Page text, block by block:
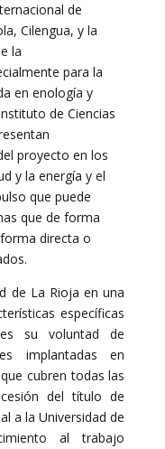
de
Cilengua, y la
la
para la
en enología y
de Ciencias
proyecto en los
y la energía y el
que puede
que de forma
directa o
de La Rioja en una
específicas
su voluntad de
implantadas en
cubren todas las
del título de
a la Universidad de
al trabajo